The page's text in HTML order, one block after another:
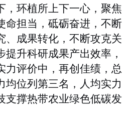
，环植所上下一心，聚焦
命担当，砥砺奋进，不断
、成果转化，不断攻克关
提升科研成果产出效率，
力评价中，再创佳绩，总
均位列第三名，人均实力
支撑热带农业绿色低碳发